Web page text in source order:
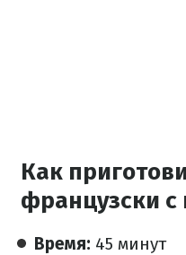
Как
французски с
Время: 45 минут